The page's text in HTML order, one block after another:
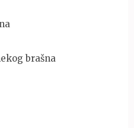
brašna